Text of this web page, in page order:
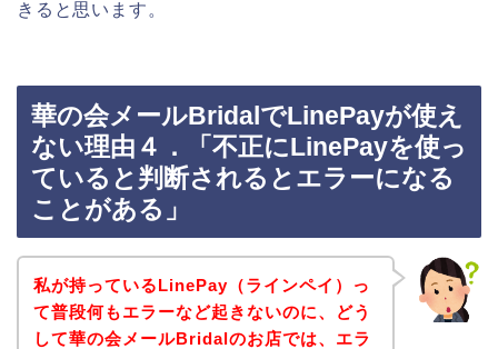
きると思います。
華の会メールBridalでLinePayが使え
ない理由４．「不正にLinePayを使っ
ていると判断されるとエラーになる
ことがある」
私が持っているLinePay（ラインペイ）っ
て普段何もエラーなど起きないのに、どう
して華の会メールBridalのお店では、エラ